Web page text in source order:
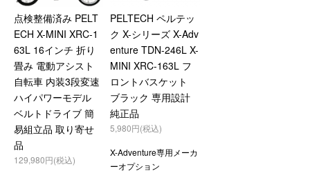
点検整備済み PELT
ECH X-MINI XRC-1
63L 16インチ 折り
畳み 電動アシスト
自転車 内装3段変速
ハイパワーモデル
ベルトドライブ 簡
易組立品 取り寄せ
品
129,980円(税込)
PELTECH ペルテッ
ク X-シリーズ X-Adv
enture TDN-246L X-
MINI XRC-163L フ
ロントバスケット
ブラック 専用設計
純正品
5,980円(税込)
X-Adventure専用メーカ
ーオプション